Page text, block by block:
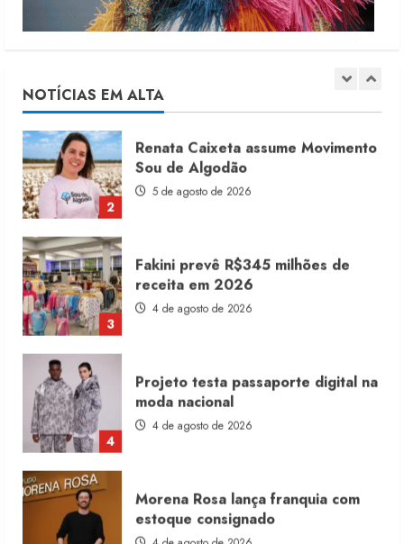
NOTÍCIAS EM ALTA
2
5 de agosto de 2026
3
Fakini prevê R$345 milhões de
receita em 2026
4 de agosto de 2026
4
Projeto testa passaporte digital na
moda nacional
4 de agosto de 2026
5
Morena Rosa lança franquia com
estoque consignado
4 de agosto de 2026
Moda vende US$63,7 bilhões em
produtos licenciados